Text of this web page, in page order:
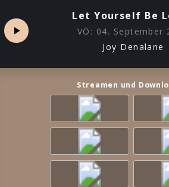
Let Yourself Be
VÖ: 04. September
Joy Denalane
Streamen und